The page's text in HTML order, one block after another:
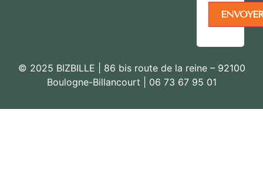
© 2025 BIZBILLE | 86 bis route de la reine – 92100
Boulogne-Billancourt | 06 73 67 95 01